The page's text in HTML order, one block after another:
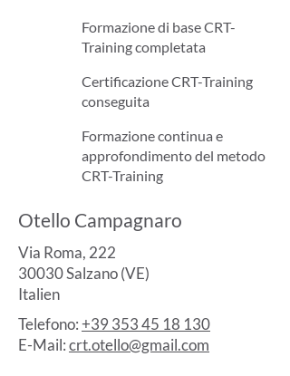
Formazione di base CRT-
Training completata
Certificazione CRT-Training
conseguita
Formazione continua e
approfondimento del metodo
CRT-Training
Otello Campagnaro
Via Roma, 222
30030 Salzano (VE)
Italien
Telefono:+39 353 45 18 130
E-Mail:crt.otello@gmail.com